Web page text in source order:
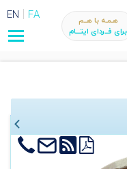
FA
EN
هـمـه با هــم
برای فــردای ایتـــام